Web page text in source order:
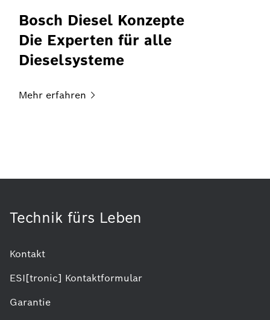
Bosch Diesel Konzepte
Die Experten für alle
Dieselsysteme
Mehr erfahren
Technik fürs Leben
Kontakt
ESI[tronic] Kontaktformular
Garantie